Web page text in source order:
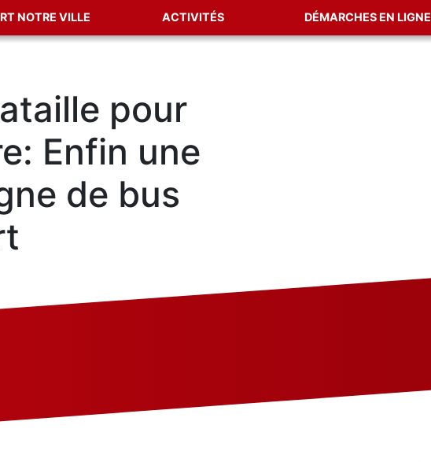
NOTRE VILLE ACTIVITÉS DÉMARCHES EN LIGNE
pour
Enfin une
de bus